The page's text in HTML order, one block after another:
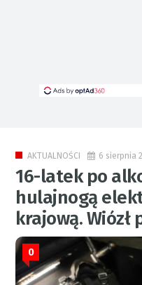
AKTUALNOŚCI 6 sierpnia
16-latek po
hulajnogą
krajową. Wiózł
0